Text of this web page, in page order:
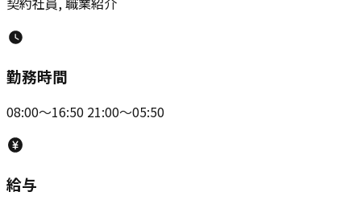
勤務時間
08:00～16:50 21:00～05:50
給与